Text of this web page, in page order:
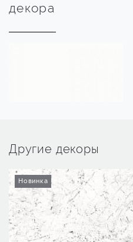
декора
Другие декоры
Новинка